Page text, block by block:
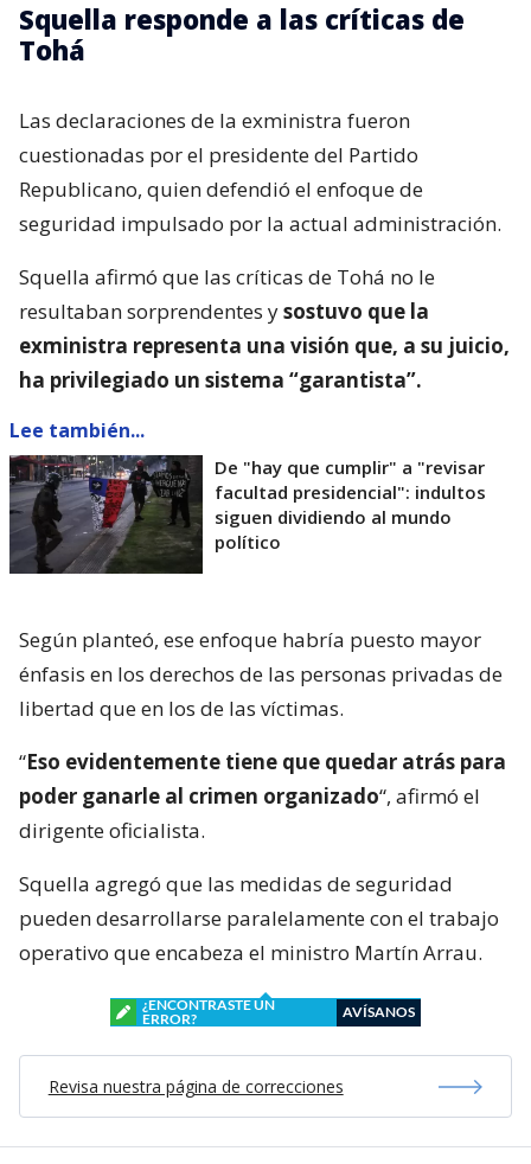
Squella responde a las críticas de
Tohá
Las declaraciones de la exministra fueron
cuestionadas por el presidente del Partido
Republicano, quien defendió el enfoque de
seguridad impulsado por la actual administración.
Squella afirmó que las críticas de Tohá no le
resultaban sorprendentes ysostuvo que la
exministra representa una visión que, a su juicio,
ha privilegiado un sistema “garantista”.
Lee también...
De "hay que cumplir" a "revisar
facultad presidencial": indultos
siguen dividiendo al mundo
político
Según planteó, ese enfoque habría puesto mayor
énfasis en los derechos de las personas privadas de
libertad que en los de las víctimas.
“Eso evidentemente tiene que quedar atrás para
poder ganarle al crimen organizado“, afirmó el
dirigente oficialista.
Squella agregó que las medidas de seguridad
pueden desarrollarse paralelamente con el trabajo
operativo que encabeza el ministro Martín Arrau.
¿ENCONTRASTE UN
ERROR?
AVÍSANOS
Revisa nuestra página de correcciones